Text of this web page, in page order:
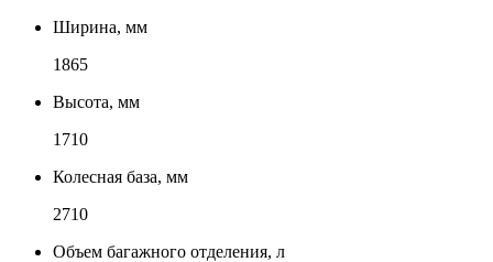
Ширина, мм
1865
Высота, мм
1710
Колесная база, мм
2710
Объем багажного отделения, л